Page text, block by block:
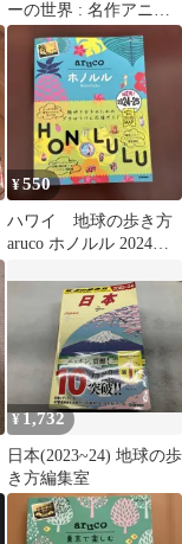
ーの世界 : 名作アニメ
ーション映画の舞台
¥550
ハワイ 地球の歩き方
aruco ホノルル 2024～
¥1,732
日本(2023~24) 地球の歩
き方編集室